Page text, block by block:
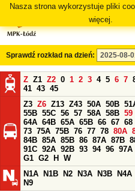
Nasza strona wykorzystuje pliki
więcej.
Sprawdź rozkład na dzień:
Z Z1 Z2 0 1 2 3 4 5 6 7
41 43 45
Z3 Z6 Z13 Z43 50A 50B
55B 55C 56 57 58A 58B 59
64A 64B 65A 65B 66 67 68
73 75A 75B 76 77 78 80A
84B 85A 85B 86 87A 87B
91C 92A 92B 93 94 96 97A
G1 G2 H
W
N1A
N1B N2 N3A N3B N4A
N9